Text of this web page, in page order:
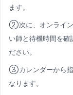
ます。
②次に、オンライン
い師と待機時間を確
ださい。
③カレンダーから指
なります。